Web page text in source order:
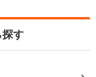
探す